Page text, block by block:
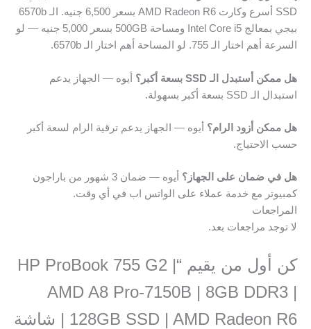
SSD أسرع وكارت AMD Radeon R6 بسعر 6,500 جنيه. الـ 6570b
بيجي بمعالج Intel Core i5 ومساحة 500GB بسعر 5,000 جنيه — لو
السرعة أهم اختار الـ 755. لو المساحة أهم اختار الـ 6570b.
هل ممكن أستبدل الـ SSD بسعة أكبر؟
أيوه — الجهاز يدعم
استبدال الـ SSD بسعة أكبر بسهولة.
هل ممكن أزود الرام؟ أيوه — الجهاز يدعم ترقية الرام لسعة أكبر
حسب الاحتياج.
هل في ضمان على الجهاز؟
أيوه — ضمان 3 شهور من باراجون
كمبيوتر مع خدمة عملاء على الواتس اب في أي وقت.
المراجعات
لا توجد مراجعات بعد.
كن أول من يقيم “HP ProBook 755 G2 |
AMD A8 Pro-7150B | 8GB DDR3 |
128GB SSD | AMD Radeon R6 | شاشة